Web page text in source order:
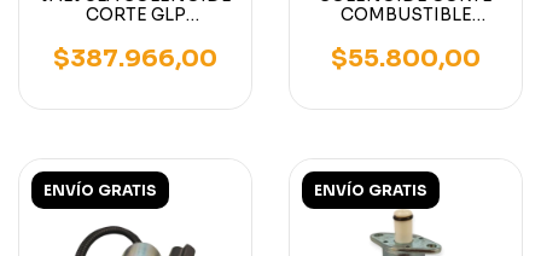
CORTE GLP
TOYOTA MOTOR 4Y
$387.966,00
COMBUSTIBLE
TOYOTA MOTOR 1DZ
$55.800,00
ENVÍO GRATIS ENVÍO GRATIS